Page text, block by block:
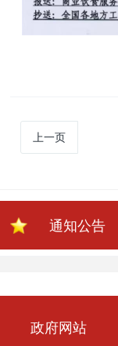
上一页
通知公告
政府网站